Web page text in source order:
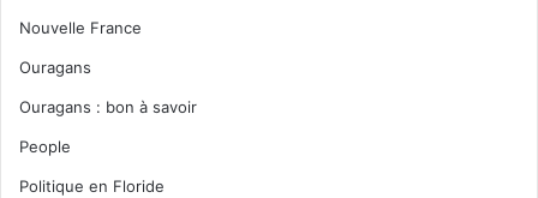
Nouvelle France
Ouragans
Ouragans : bon à savoir
People
Politique en Floride